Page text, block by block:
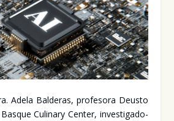
Ade­la Bal­de­ras, pro­fe­so­ra Deus­to
Culi­nary Cen­ter, inves­ti­ga­do­